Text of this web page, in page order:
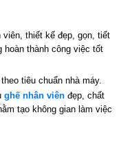
viên, thiết kế đẹp, gọn, tiết
thành công việc tốt
tiêu chuẩn nhà máy.
ghế nhân viên đẹp, chất
tạo không gian làm việc